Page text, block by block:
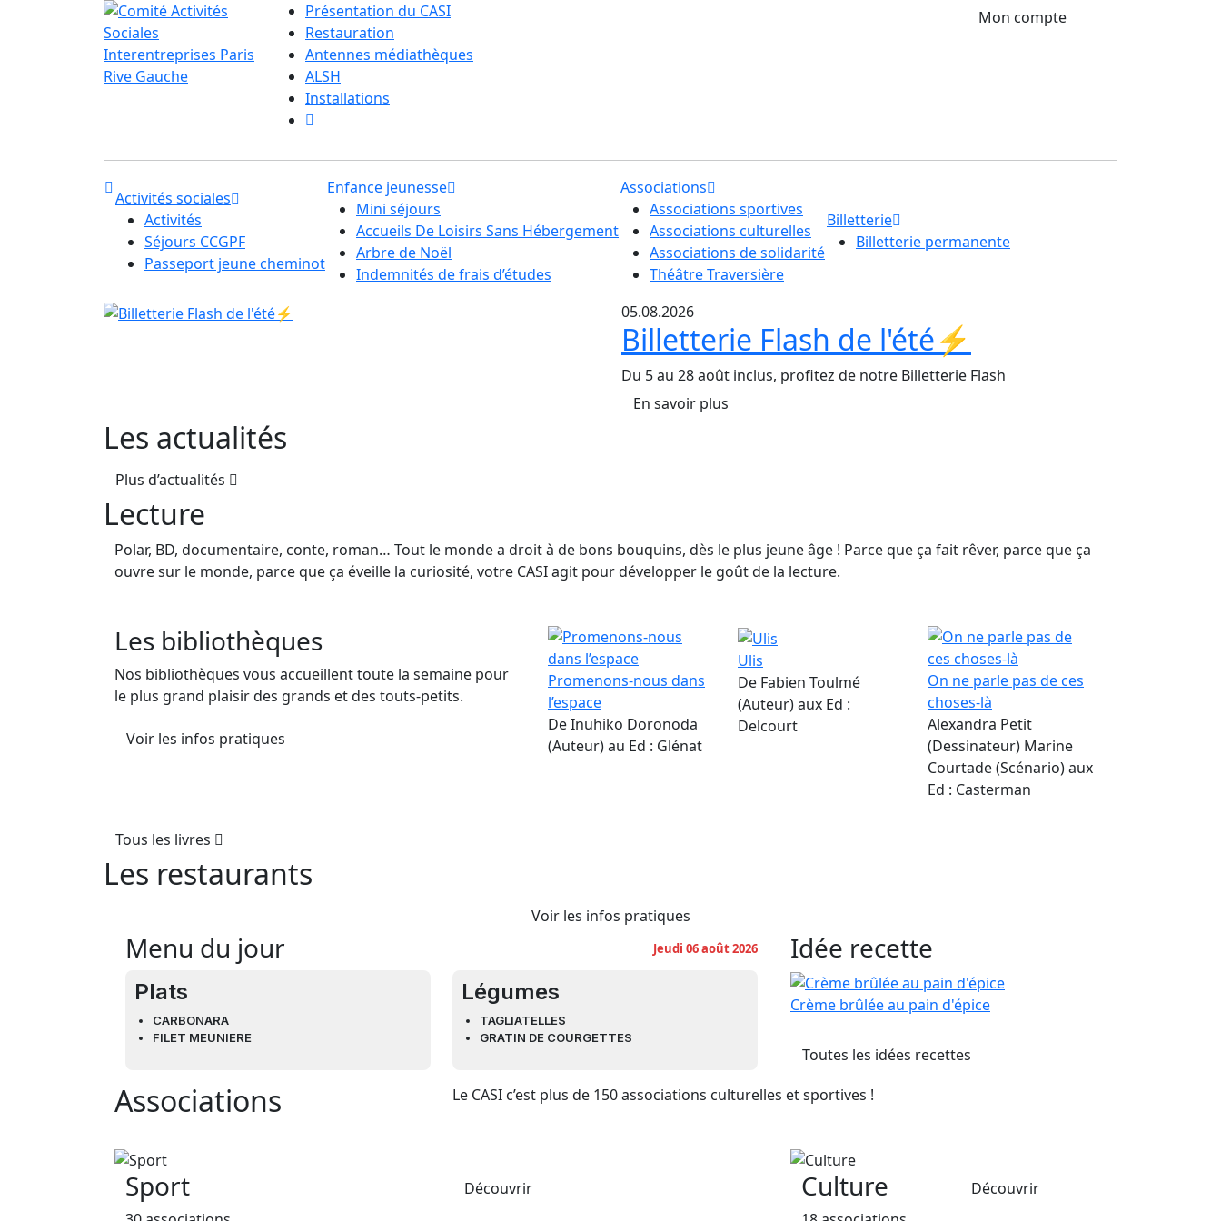
Présentation du CASI
Restauration
Antennes médiathèques
ALSH
Installations
Mon compte
Activités sociales
Activités
Séjours CCGPF
Passeport jeune cheminot
Enfance jeunesse
Mini séjours
Accueils De Loisirs Sans Hébergement
Arbre de Noël
Indemnités de frais d’études
Associations
Associations sportives
Associations culturelles
Associations de solidarité
Théâtre Traversière
Billetterie
Billetterie permanente
05.08.2026
Billetterie Flash de l'été⚡
Du 5 au 28 août inclus, profitez de notre Billetterie Flash
En savoir plus
Les actualités
Plus d’actualités
Lecture
Polar, BD, documentaire, conte, roman… Tout le monde a droit à de bons bouquins, dès le plus jeune âge ! Parce que ça fait rêver, parce que ça
ouvre sur le monde, parce que ça éveille la curiosité, votre CASI agit pour développer le goût de la lecture.
Les bibliothèques
Nos bibliothèques vous accueillent toute la semaine pour
le plus grand plaisir des grands et des touts-petits.
Voir les infos pratiques
Promenons-nous dans
l’espace
De Inuhiko Doronoda
(Auteur) au Ed : Glénat
Ulis
De Fabien Toulmé
(Auteur) aux Ed :
Delcourt
On ne parle pas de ces
choses-là
Alexandra Petit
(Dessinateur) Marine
Courtade (Scénario) aux
Ed : Casterman
Tous les livres
Les restaurants
Voir les infos pratiques
Menu du jour Jeudi 06 août 2026
Plats
CARBONARA
FILET MEUNIERE
Légumes
TAGLIATELLES
GRATIN DE COURGETTES
Idée recette
Crème brûlée au pain d'épice
Toutes les idées recettes
Associations Le CASI c’est plus de 150 associations culturelles et sportives !
Sport Découvrir Culture Découvrir